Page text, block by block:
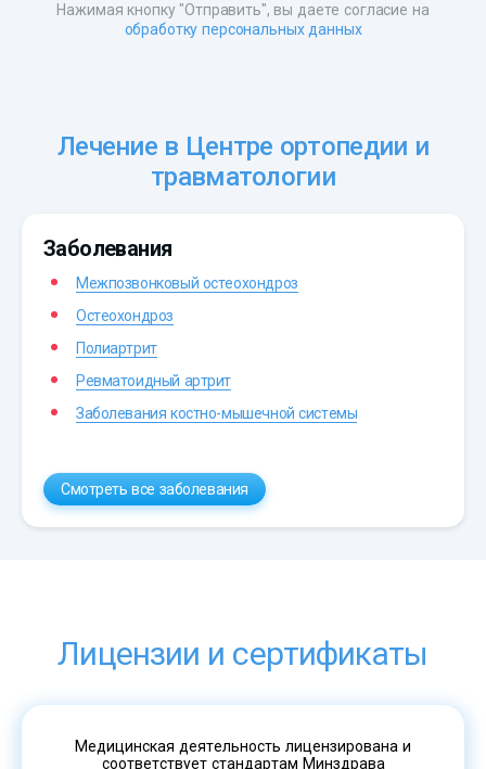
Нажимая кнопку "Отправить", вы даете согласие на
обработку персональных данных
Лечение в Центре ортопедии и
травматологии
Заболевания
Межпозвонковый остеохондроз
Остеохондроз
Полиартрит
Ревматоидный артрит
Заболевания костно-мышечной системы
Смотреть все заболевания
Лицензии и сертификаты
Медицинская деятельность лицензирована и
соответствует стандартам Минздрава